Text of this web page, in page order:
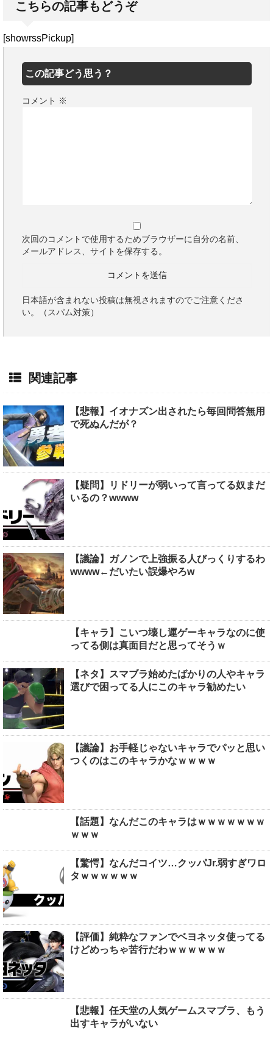
こちらの記事もどうぞ
[showrssPickup]
この記事どう思う？
コメント ※
次回のコメントで使用するためブラウザーに自分の名前、
メールアドレス、サイトを保存する。
日本語が含まれない投稿は無視されますのでご注意くださ
い。（スパム対策）
関連記事
【悲報】イオナズン出されたら毎回問答無用
で死ぬんだが？
【疑問】リドリーが弱いって言ってる奴まだ
いるの？wwww
【議論】ガノンで上強振る人びっくりするわ
wwww←だいたい誤爆やろw
【キャラ】こいつ壊し運ゲーキャラなのに使
ってる側は真面目だと思ってそうｗ
【ネタ】スマブラ始めたばかりの人やキャラ
選びで困ってる人にこのキャラ勧めたい
【議論】お手軽じゃないキャラでパッと思い
つくのはこのキャラかなｗｗｗｗ
【話題】なんだこのキャラはｗｗｗｗｗｗｗ
ｗｗｗ
【驚愕】なんだコイツ…クッパJr.弱すぎワロ
タｗｗｗｗｗｗ
【評価】純粋なファンでベヨネッタ使ってる
けどめっちゃ苦行だわｗｗｗｗｗｗ
【悲報】任天堂の人気ゲームスマブラ、もう
出すキャラがいない